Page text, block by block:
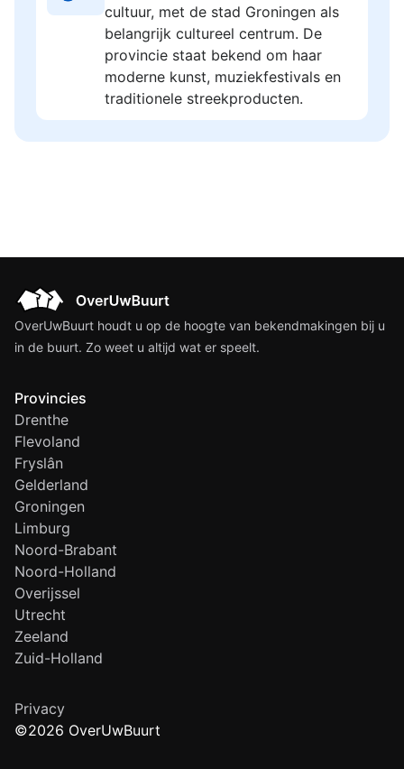
cultuur, met de stad Groningen als
belangrijk cultureel centrum. De
provincie staat bekend om haar
moderne kunst, muziekfestivals en
traditionele streekproducten.
OverUwBuurt houdt u op de hoogte van bekendmakingen bij u
in de buurt. Zo weet u altijd wat er speelt.
Provincies
Drenthe
Flevoland
Fryslân
Gelderland
Groningen
Limburg
Noord-Brabant
Noord-Holland
Overijssel
Utrecht
Zeeland
Zuid-Holland
Privacy
©2026 OverUwBuurt